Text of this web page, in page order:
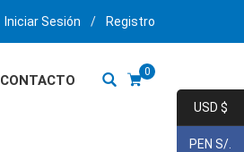
Iniciar Sesión / Registro
0
CONTACTO
USD $
PEN S/.